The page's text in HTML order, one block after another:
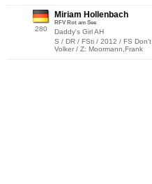
280
Miriam Hollenbach
RFV Rot am See
Daddy's Girl AH
S / DR / FSti / 2012 / FS
Volker / Z: Moormann,Frank